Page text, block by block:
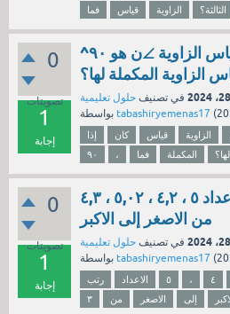
فما
قياس الزاوية الثالثة؟
0
تصويتات
1
إجابة
إذا كان قياس الزاوية ∠ن هو ٩٠^
الزاوية المكملة لها؟
في تصنيف حلول تعليمية
tabashiryemenas17 (
إذا كان قياس الزاوية
٩٠
، فما المكملة لها؟
0
تصويتات
1
إجابة
رتب الاعداد ٥ ، ٤,٢ ، ٥,٠٢ ، ٤,٣
من الاصغر إلى الاكبر
في تصنيف حلول تعليمية
tabashiryemenas17 (
رتب الاعداد ٥ ، ٤
٣
من الاصغر إلى